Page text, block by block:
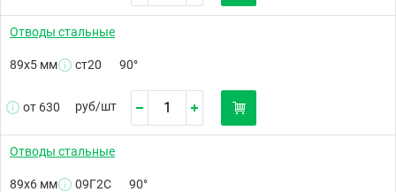
Отводы стальные
89х5 мм ст20 90°
от 630 руб/шт
Отводы стальные
89х6 мм 09Г2С 90°